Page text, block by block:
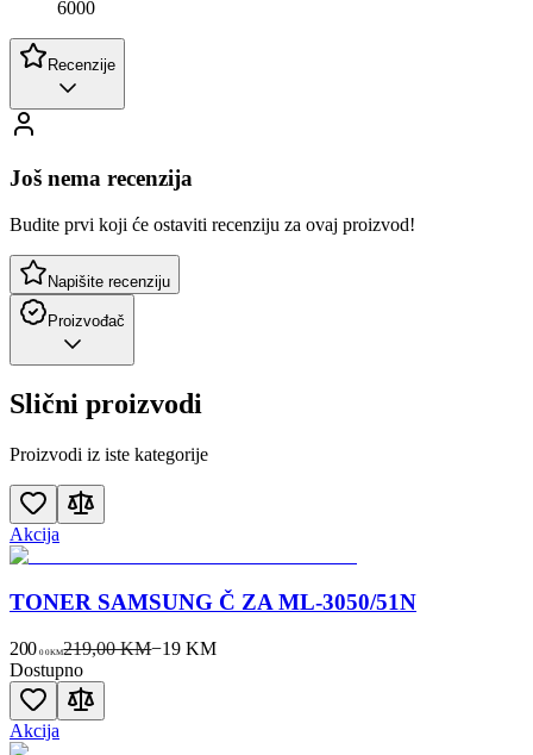
6000
Recenzije
Još nema recenzija
Budite prvi koji će ostaviti recenziju za ovaj proizvod!
Napišite recenziju
Proizvođač
Slični proizvodi
Proizvodi iz iste kategorije
Akcija
TONER SAMSUNG Č ZA ML-3050/51N
200 00KM219,00 KM−19 KM
Dostupno
Akcija